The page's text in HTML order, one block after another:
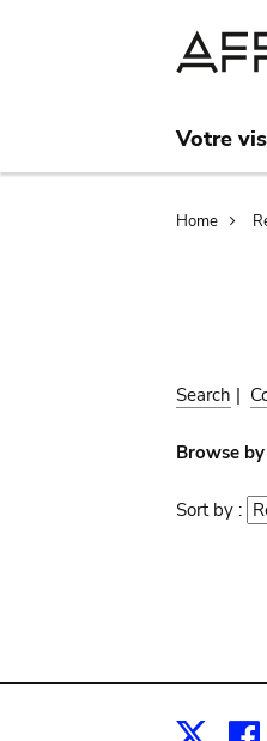
Votre
Home
Search |
Browse
Sort by :